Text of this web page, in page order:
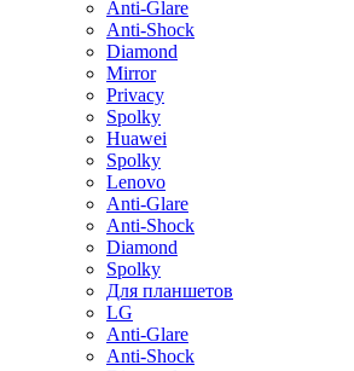
Anti-Glare
Anti-Shock
Diamond
Mirror
Privacy
Spolky
Huawei
Spolky
Lenovo
Anti-Glare
Anti-Shock
Diamond
Spolky
Для планшетов
LG
Anti-Glare
Anti-Shock